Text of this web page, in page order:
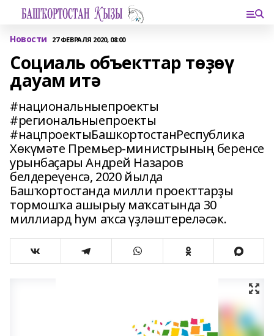
Новости 27 ФЕВРАЛЯ 2020, 08:00
Социаль объекттар төҙөү
дауам итә
#национальныепроекты
#региональныепроекты
#нацпроектыБашкортостанРеспублика
Хөкүмәте Премьер-министрының беренсе
урынбаҫары Андрей Назаров
белдереүенсә, 2020 йылда
Башҡортостанда милли проекттарҙы
тормошҡа ашырыу маҡсатында 30
миллиард һум аҡса үҙләштереләсәк.